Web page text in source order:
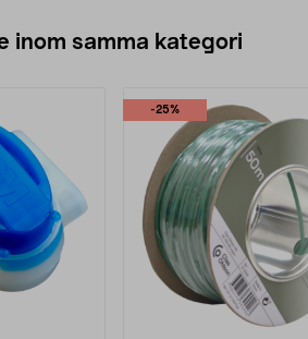
inom samma kategori
-25%